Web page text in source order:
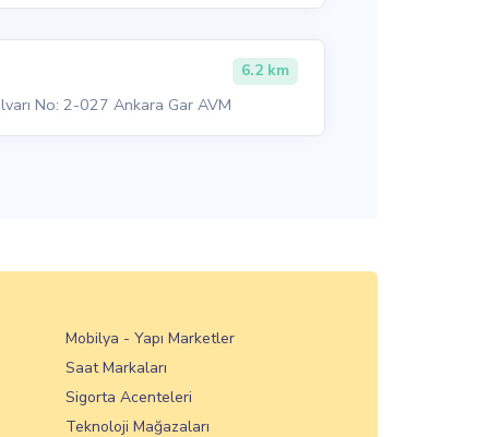
6.2 km
No: 2-027 Ankara Gar AVM
Mobilya - Yapı Marketler
Saat Markaları
Sigorta Acenteleri
Teknoloji Mağazaları